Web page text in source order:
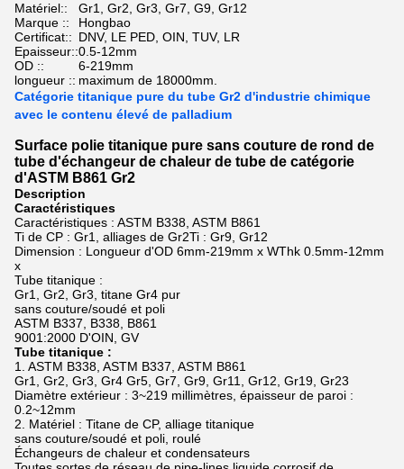
Matériel::
Gr1, Gr2, Gr3, Gr7, G9, Gr12
Marque ::
Hongbao
Certificat:: DNV, LE PED, OIN, TUV, LR
Epaisseur::0.5-12mm
OD ::
6-219mm
longueur :: maximum de 18000mm.
Catégorie titanique pure du tube Gr2 d'industrie chimique
avec le contenu élevé de palladium
Surface polie titanique pure sans couture de rond de
tube d'échangeur de chaleur de tube de catégorie
d'ASTM B861 Gr2
Description
Caractéristiques
Caractéristiques : ASTM B338, ASTM B861
Ti de CP : Gr1, alliages de Gr2Ti : Gr9, Gr12
Dimension : Longueur d'OD 6mm-219mm x WThk 0.5mm-12mm
x
Tube titanique :
Gr1, Gr2, Gr3, titane Gr4 pur
sans couture/soudé et poli
ASTM B337, B338, B861
9001:2000 D'OIN, GV
Tube titanique :
1. ASTM B338, ASTM B337, ASTM B861
Gr1, Gr2, Gr3, Gr4 Gr5, Gr7, Gr9, Gr11, Gr12, Gr19, Gr23
Diamètre extérieur : 3~219 millimètres, épaisseur de paroi :
0.2~12mm
2. Matériel : Titane de CP, alliage titanique
sans couture/soudé et poli, roulé
Échangeurs de chaleur et condensateurs